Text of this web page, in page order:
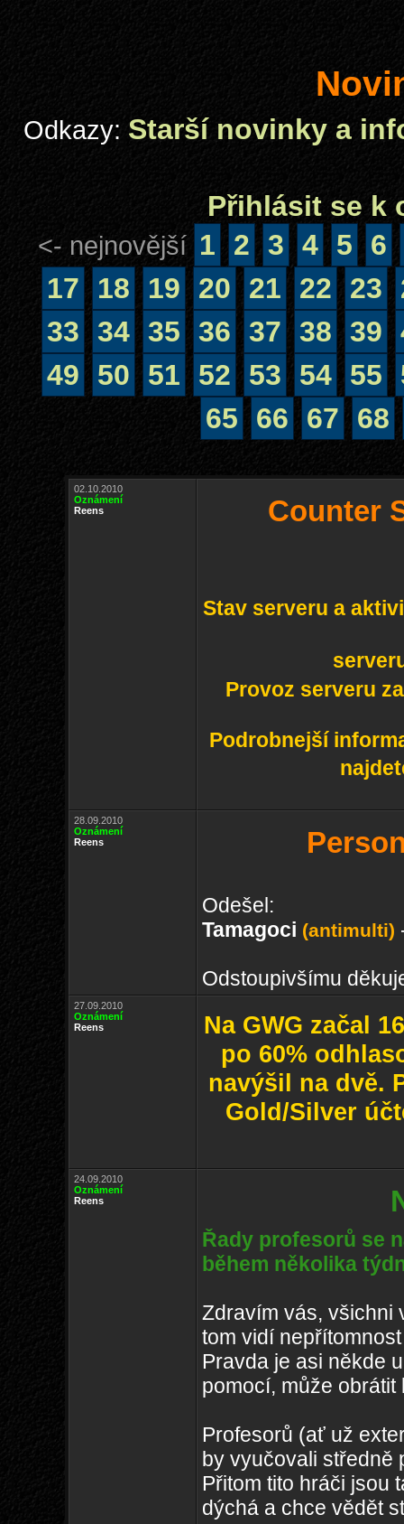
Odkazy: Starší novinky a
Přihlásit se k
<- nejnovější 1 2 3 4 5
6
17
18 19 20 21 22 23
33 34 35 36 37 38 39
49
50 51 52 53 54 55
65
66 67 68
02.10.2010
Oznámení
Reens
Counter
Stav serveru a
Provoz serveru
Podrobnejší
28.09.2010
Oznámení
Reens
Odešel:
Tamagoci (antimulti)
Odstoupivšímu
27.09.2010
Oznámení
Reens
Na GWG začal
po 60%
navýšil na dvě.
Gold/Silver
24.09.2010
Oznámení
Reens
Řady profesorů se
během několika
Zdravím vás, všichni
tom vidí
Pravda je asi někde
pomocí, může
Profesorů (ať už
by vyučovali středně
Přitom tito hráči jsou
dýchá a chce vědět